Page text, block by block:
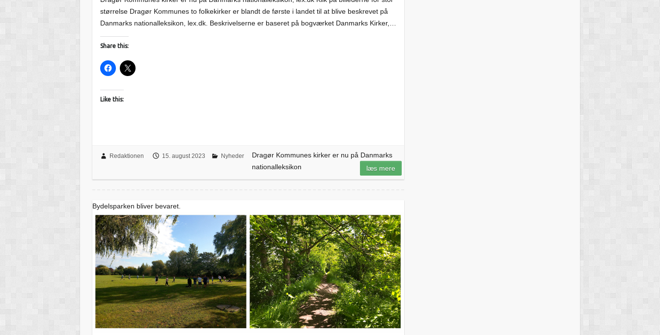
størrelse Dragør Kommunes to folkekirker er blandt de første i landet til at blive beskrevet på
Danmarks nationalleksikon, lex.dk. Beskrivelserne er baseret på bogværket Danmarks Kirker,…
Share this:
Like this:
Redaktionen 15. august 2023 Nyheder
Dragør Kommunes kirker er nu på Danmarks
nationalleksikon
læs mere
Bydelsparken bliver bevaret.